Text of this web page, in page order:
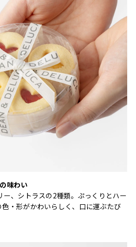
味わい
ー、シトラスの2種類。ぷっくりとハー
色・形がかわいらしく、口に運ぶたび